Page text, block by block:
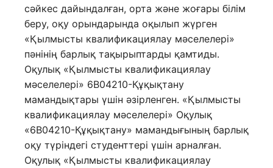
сәйкес дайындалған, орта және жоғары білім
беру, оқу орындарында оқылып жүрген
«Қылмысты квалификациялау мәселелері»
пәнінің барлық тақырыптарды қамтиды.
Оқулық «Қылмысты квалификациялау
мәселелері» 6В04210-Құқықтану
мамандықтары үшін әзірленген. «Қылмысты
квалификациялау мәселелері» Оқулық
«6В04210-Құқықтану» мамандығының барлық
оқу түріндегі студенттері үшін арналған.
Оқулық «Қылмысты квалификациялау